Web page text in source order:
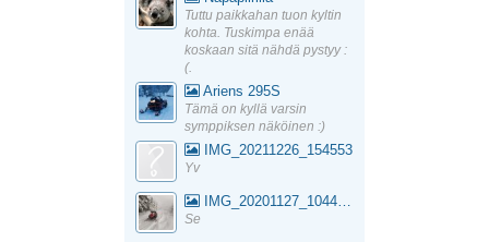
Tuttu paikkahan tuon kyltin
kohta. Tuskimpa enää
koskaan sitä nähdä pystyy :
(.
Ariens 295S
Tämä on kyllä varsin
symppiksen näköinen :)
IMG_20211226_154553
Yv
IMG_20201127_104441_1
Se